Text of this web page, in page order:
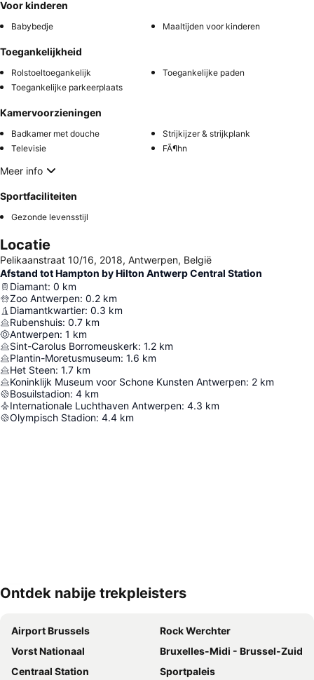
Voor kinderen
Babybedje Maaltijden voor kinderen
Toegankelijkheid
Rolstoeltoegankelijk
Toegankelijke paden
Toegankelijke parkeerplaats
Kamervoorzieningen
Badkamer met douche
Strijkijzer & strijkplank
Televisie
FÃ¶hn
Meer info
Sportfaciliteiten
Gezonde levensstijl
Locatie
Pelikaanstraat 10/16, 2018, Antwerpen, België
Afstand tot Hampton by Hilton Antwerp Central Station
Diamant: 0 km
Zoo Antwerpen: 0.2 km
Diamantkwartier: 0.3 km
Rubenshuis: 0.7 km
Antwerpen: 1 km
Sint-Carolus Borromeuskerk: 1.2 km
Plantin-Moretusmuseum: 1.6 km
Het Steen: 1.7 km
Koninklijk Museum voor Schone Kunsten Antwerpen: 2 km
Bosuilstadion: 4 km
Internationale Luchthaven Antwerpen: 4.3 km
Olympisch Stadion: 4.4 km
Kaart uitvouwen
Ontdek nabije trekpleisters
Airport Brussels
Rock Werchter
Vorst Nationaal
Bruxelles-Midi - Brussel-Zuid
Centraal Station
Sportpaleis